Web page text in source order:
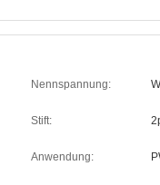
Nennspannung:
Stift:
Anwendung: